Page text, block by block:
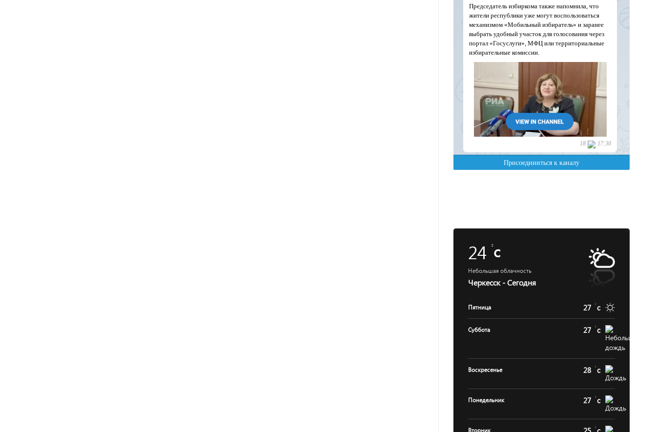
24c
Небольшая облачность
Черкесск - Сегодня
Пятница 27 c
Суббота 27 c
Воскресенье 28 c
Понедельник 27 c
Вторник